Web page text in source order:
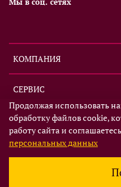
КОМПАНИЯ
СЕРВИС
ИНФОРМАЦИЯ
Продолжая использовать
обработку файлов cookie,
работу сайта и
персональных данных